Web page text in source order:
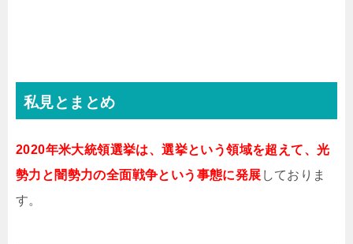
私見とまとめ
2020年米大統領選挙は、選挙という領域を超えて、光
勢力と闇勢力の全面戦争という事態に発展 しておりま
す。